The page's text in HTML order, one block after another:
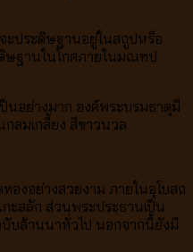
ะประดิษฐานอยู่ในสถูปหรือ
ษฐานในโกศภายในมณฑป
นอย่างมาก องค์พระบรมธาตุมี
ลมเกลี้ยง สีขาวนวล
องอย่างสวยงาม ภายในอุโบสถ
ะสลัก ส่วนพระประธานเป็น
บับล้านนาทั่วไป นอกจากนี้ยังมี